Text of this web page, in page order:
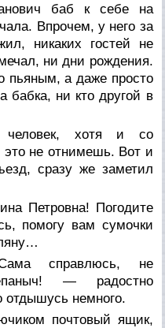
баб к себе на
Впрочем, у него за
никаких гостей не
ни дни рождения.
пьяным, а даже просто
ни кто другой в
хотя и со
не отнимешь. Вот и
сразу же заметил
Петровна! Погодите
помогу вам сумочки
справлюсь, не
— радостно
отдышусь немного.
почтовый ящик,